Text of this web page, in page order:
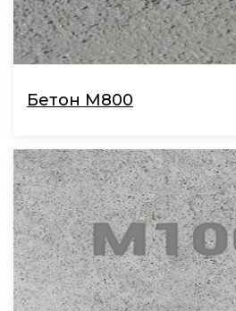
Бетон М800